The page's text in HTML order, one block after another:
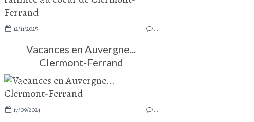
12/11/2025 …
Vacances en Auvergne...
Clermont-Ferrand
17/09/2024 …